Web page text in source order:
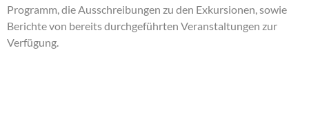
Programm, die Ausschreibungen zu den Exkursionen, sowie
Berichte von bereits durchgeführten Veranstaltungen zur
Verfügung.